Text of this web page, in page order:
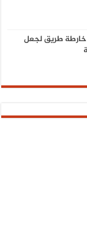
طريق لجعل